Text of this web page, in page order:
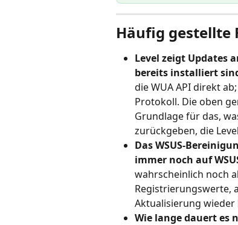
Häufig gestellte
Level zeigt Updates
bereits installiert
die WUA API direkt
Protokoll. Die oben
Grundlage für das,
zurückgeben, die
Das WSUS-
immer noch auf
wahrscheinlich noch
Registrierungswerte,
Aktualisierung wieder
Wie lange dauert es